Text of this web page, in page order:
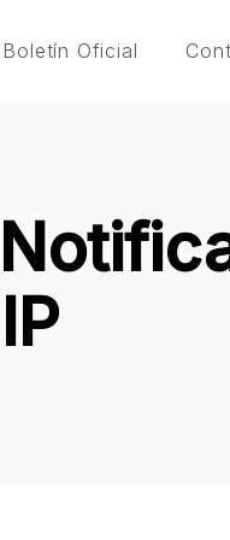
Boletín Oficial